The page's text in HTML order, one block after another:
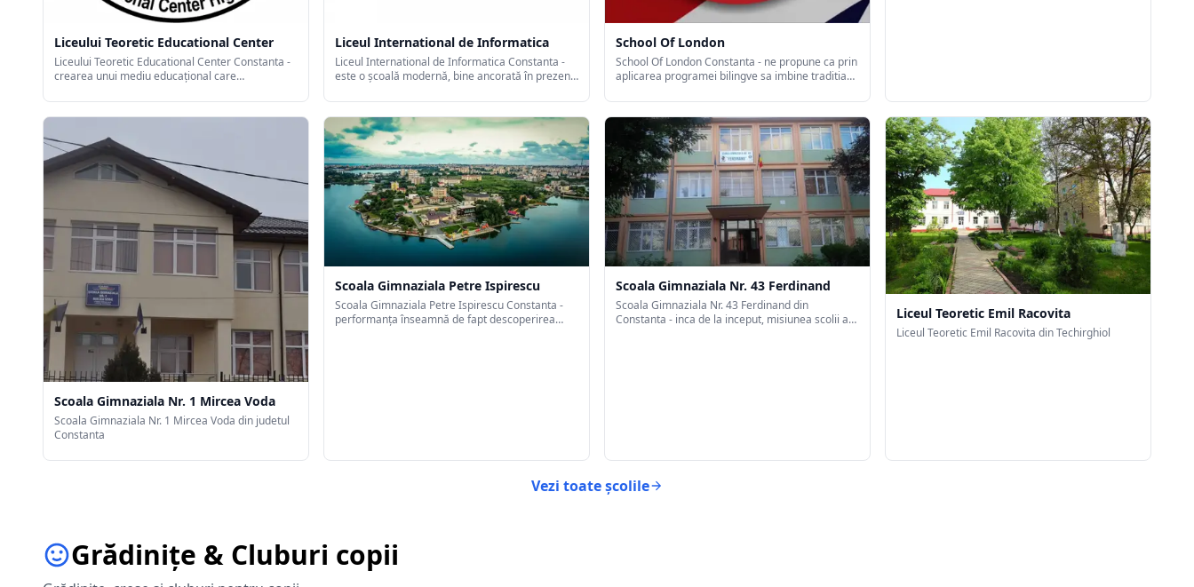
Liceului Teoretic Educational Center
Liceului Teoretic Educational Center Constanta -
crearea unui mediu educaţional care
diversitatea culturală, va pune bazele construirii
unor viitoare personalităţi adulte.
Liceul International de Informatica
Liceul International de Informatica Constanta -
este o școală modernă, bine ancorată în prezent,
școală europeană. Misiunea școlii noastre este
pentru un sistem educațional bine structurat.
School Of London
School Of London Constanta - ne propune ca prin
aplicarea programei bilingve sa imbine traditia
personalitati armonioase, creativ-pragmatica, de
succes.
Scoala Gimnaziala Nr. 1 Mircea Voda
Scoala Gimnaziala Nr. 1 Mircea Voda din judetul
Constanta
Scoala Gimnaziala Petre Ispirescu
Scoala Gimnaziala Petre Ispirescu Constanta -
performanța înseamnă de fapt descoperirea
Scoala Gimnaziala Nr. 43 Ferdinand
Scoala Gimnaziala Nr. 43 Ferdinand din
Constanta - inca de la inceput, misiunea scolii a
Liceul Teoretic Emil Racovita
Liceul Teoretic Emil Racovita din Techirghiol
Vezi toate școlile
Grădinițe & Cluburi copii